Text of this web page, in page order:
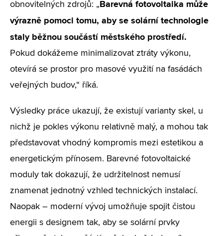
obnovitelných zdrojů: „Barevná fotovoltaika může
výrazně pomoci tomu, aby se solární technologie
staly běžnou součástí městského prostředí.
Pokud dokážeme minimalizovat ztráty výkonu,
otevírá se prostor pro masové využití na fasádách
veřejných budov,“ říká.
Výsledky práce ukazují, že existují varianty skel, u
nichž je pokles výkonu relativně malý, a mohou tak
představovat vhodný kompromis mezi estetikou a
energetickým přínosem. Barevné fotovoltaické
moduly tak dokazují, že udržitelnost nemusí
znamenat jednotný vzhled technických instalací.
Naopak – moderní vývoj umožňuje spojit čistou
energii s designem tak, aby se solární prvky